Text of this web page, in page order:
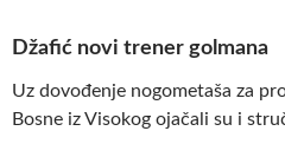
Džafić novi trener golmana
Uz dovođenje nogometaša za
Bosne iz Visokog ojačali su i